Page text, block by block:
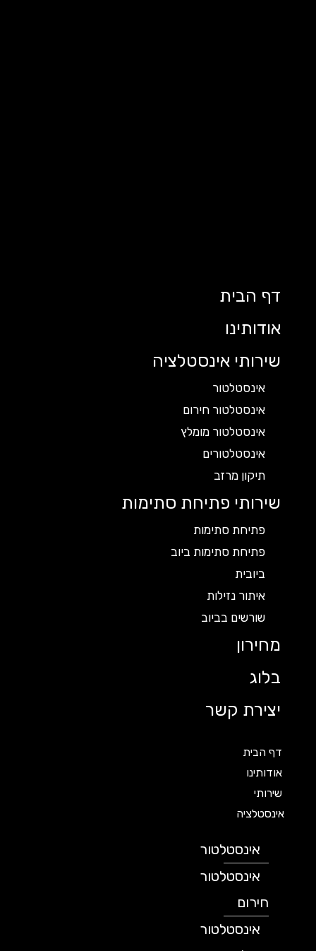
דף הבית
אודותינו
שירותי אינסטלציה
אינסטלטור
אינסטלטור חירום
אינסטלטור מומלץ
אינסטלטורים
תיקון מרזב
שירותי פתיחת סתימות
פתיחת סתימות
פתיחת סתימות ביוב
ביובית
איתור נזילות
שורשים בביוב
מחירון
בלוג
יצירת קשר
דף הבית
אודותינו
שירותי
אינסטלציה
אינסטלטור
אינסטלטור
חירום
אינסטלטור